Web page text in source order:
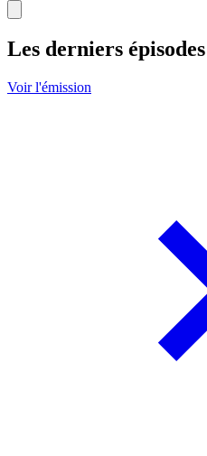
Les derniers épisodes
Voir l'émission